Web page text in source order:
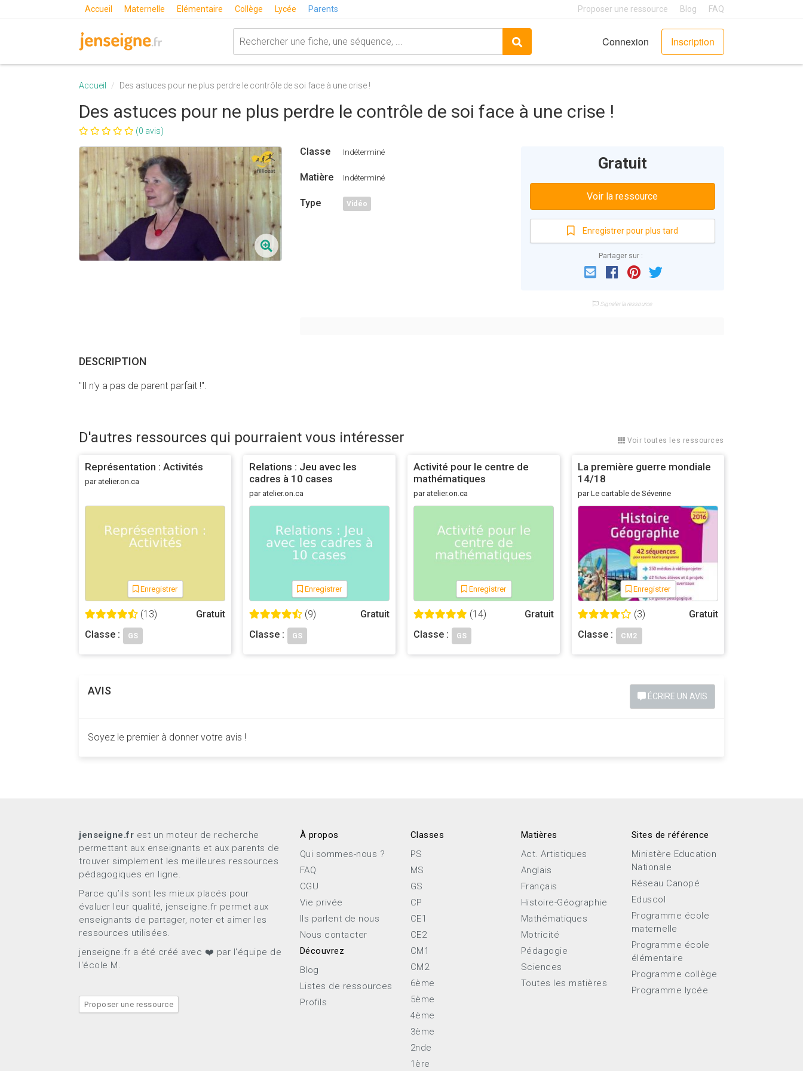
Accueil Maternelle Elémentaire Collège Lycée Parents Proposer une ressource Blog FAQ
Connexion Inscription
Accueil Des astuces pour ne plus perdre le contrôle de soi face à une crise !
Des astuces pour ne plus perdre le contrôle de soi face à une crise !
(0 avis)
Classe Indéterminé
Matière Indéterminé
Type Vidéo
Gratuit
Voir la ressource
Enregistrer pour plus tard
Partager sur :
EmailFacebook
Pinterest
Signaler la ressource
DESCRIPTION
"Il n'y a pas de parent parfait !".
Voir toutes les ressources
D'autres ressources qui pourraient vous intéresser
Représentation : Activités
par atelier.on.ca
Enregistrer
(13)
Gratuit
Classe :
GS
Relations : Jeu avec les
cadres à 10 cases
par atelier.on.ca
Enregistrer
(9)
Gratuit
Classe :
GS
Activité pour le centre de
mathématiques
par atelier.on.ca
Enregistrer
(14)
Gratuit
Classe :
GS
La première guerre mondiale
14/18
par Le cartable de Séverine
Enregistrer
(3)
Gratuit
Classe :
CM2
AVIS ÉCRIRE UN AVIS
Soyez le premier à donner votre avis !
jenseigne.fr est un moteur de recherche
permettant aux enseignants et aux parents de
trouver simplement les meilleures ressources
pédagogiques en ligne.
Parce qu’ils sont les mieux placés pour
évaluer leur qualité, jenseigne.fr permet aux
enseignants de partager, noter et aimer les
ressources utilisées.
jenseigne.fr a été créé avec ❤️ par l'équipe de
l'école M.
Proposer une ressource
À propos
Qui sommes-nous ?
FAQ
CGU
Vie privée
Ils parlent de nous
Nous contacter
Découvrez
Blog
Listes de ressources
Profils
Classes
PS
MS
GS
CP
CE1
CE2
CM1
CM2
6ème
5ème
4ème
3ème
2nde
1ère
Matières
Act. Artistiques
Anglais
Français
Histoire-Géographie
Mathématiques
Motricité
Pédagogie
Sciences
Toutes les matières
Sites de référence
Ministère Education
Nationale
Réseau Canopé
Eduscol
Programme école
maternelle
Programme école
élémentaire
Programme collège
Programme lycée